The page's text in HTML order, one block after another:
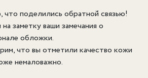
что поделились обратной связью!
заметку ваши замечания о
обложки.
что вы отметили качество кожи
немаловажно.